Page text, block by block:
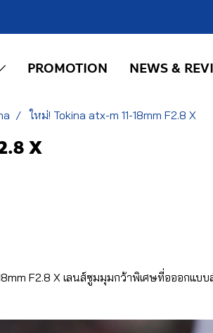
PROMOTION NEWS &
ใหม่! Tokina atx-m 11-18mm F2.8 X
X
F2.8 X เลนส์ซูมมุมกว้าพิเศษที่อออกแบ